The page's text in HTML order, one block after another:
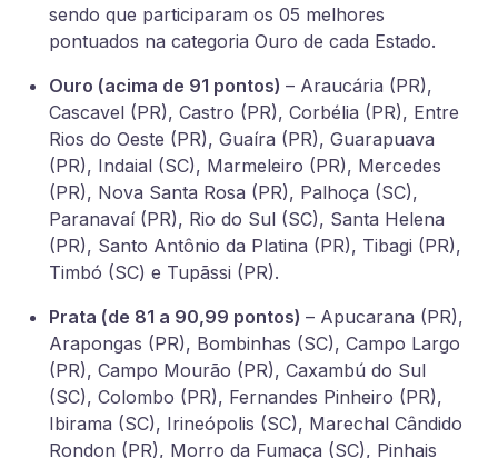
sendo que participaram os 05 melhores
pontuados na categoria Ouro de cada Estado.
Ouro (acima de 91 pontos) – Araucária (PR),
Cascavel (PR), Castro (PR), Corbélia (PR), Entre
Rios do Oeste (PR), Guaíra (PR), Guarapuava
(PR), Indaial (SC), Marmeleiro (PR), Mercedes
(PR), Nova Santa Rosa (PR), Palhoça (SC),
Paranavaí (PR), Rio do Sul (SC), Santa Helena
(PR), Santo Antônio da Platina (PR), Tibagi (PR),
Timbó (SC) e Tupãssi (PR).
Prata (de 81 a 90,99 pontos) – Apucarana (PR),
Arapongas (PR), Bombinhas (SC), Campo Largo
(PR), Campo Mourão (PR), Caxambú do Sul
(SC), Colombo (PR), Fernandes Pinheiro (PR),
Ibirama (SC), Irineópolis (SC), Marechal Cândido
Rondon (PR), Morro da Fumaça (SC), Pinhais